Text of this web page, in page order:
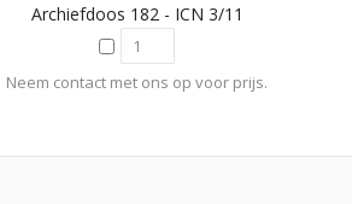
Archiefdoos 182 - ICN 3/11
Neem contact met ons op voor prijs.